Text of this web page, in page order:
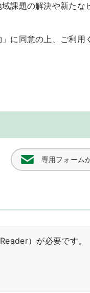
課題の解決や新たな
に同意の上、ご利用
専用フォーム
）が必要です。